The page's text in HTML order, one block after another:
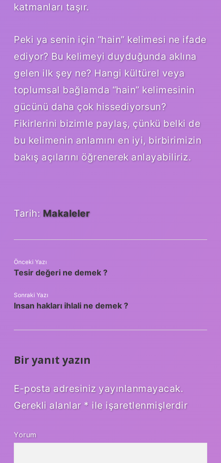
katmanları taşır.
Peki ya senin için “hain” kelimesi ne ifade
ediyor? Bu kelimeyi duyduğunda aklına
gelen ilk şey ne? Hangi kültürel veya
toplumsal bağlamda “hain” kelimesinin
gücünü daha çok hissediyorsun?
Fikirlerini bizimle paylaş, çünkü belki de
bu kelimenin anlamını en iyi, birbirimizin
bakış açılarını öğrenerek anlayabiliriz.
Tarih: Makaleler
Önceki Yazı
Tesir değeri ne demek ?
Sonraki Yazı
Insan hakları ihlali ne demek ?
Bir yanıt yazın
E-posta adresiniz yayınlanmayacak.
Gerekli alanlar * ile işaretlenmişlerdir
Yorum